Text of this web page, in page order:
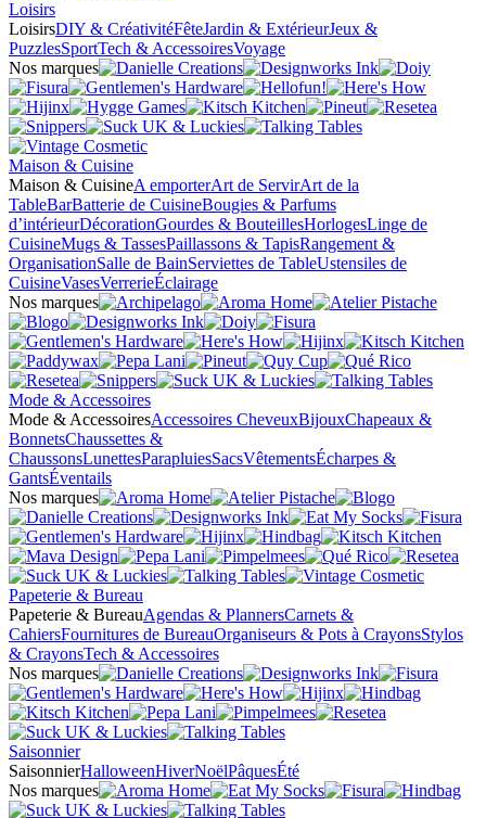
Loisirs
LoisirsDIY & CréativitéFêteJardin & ExtérieurJeux &
PuzzlesSportTech & AccessoiresVoyage
Nos marques
Maison & Cuisine
Maison & CuisineA emporterArt de ServirArt de la
TableBarBatterie de CuisineBougies & Parfums
d’intérieurDécorationGourdes & BouteillesHorlogesLinge de
CuisineMugs & TassesPaillassons & TapisRangement &
OrganisationSalle de BainServiettes de TableUstensiles de
CuisineVasesVerrerieÉclairage
Nos marques
Mode & Accessoires
Mode & AccessoiresAccessoires CheveuxBijouxChapeaux &
BonnetsChaussettes &
ChaussonsLunettesParapluiesSacsVêtementsÉcharpes &
GantsÉventails
Nos marques
Papeterie & Bureau
Papeterie & BureauAgendas & PlannersCarnets &
CahiersFournitures de BureauOrganiseurs & Pots à CrayonsStylos
& CrayonsTech & Accessoires
Nos marques
Saisonnier
SaisonnierHalloweenHiverNoëlPâquesÉté
Nos marques